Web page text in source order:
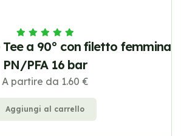
Tee a 90° con filetto femmina
PN/PFA 16 bar
A partire da 1.60 €
Aggiungi al carrello